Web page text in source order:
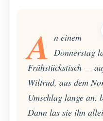
A n einem
Donnerstag
Frühstückstisch —
Wiltrud, aus dem
Umschlag lange an,
Dann las sie ihn